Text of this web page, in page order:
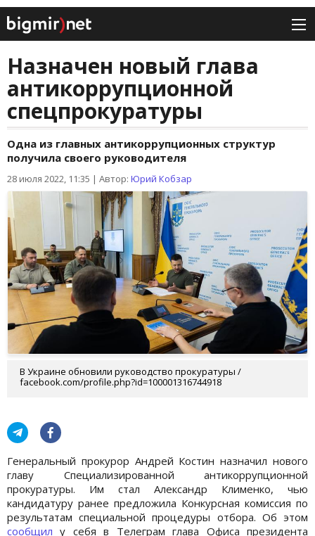
Назначен новый глава
антикоррупционной
спецпрокуратуры
Одна из главных антикоррупционных структур
получила своего руководителя
28 июля 2022, 11:35 | Автор: Юрий Кобзар
В Украине обновили руководство прокуратуры /
facebook.com/profile.php?id=100001316744918
Генеральный прокурор Андрей Костин назначил нового
главу Специализированной антикоррупционной
прокуратуры. Им стал Александр Клименко, чью
кандидатуру ранее предложила Конкурсная комиссия по
результатам специальной процедуры отбора. Об этом
сообщил у себя в Телеграм глава Офиса президента